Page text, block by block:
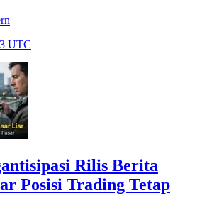
UTC
Rilis Berita
Posisi Trading Tetap